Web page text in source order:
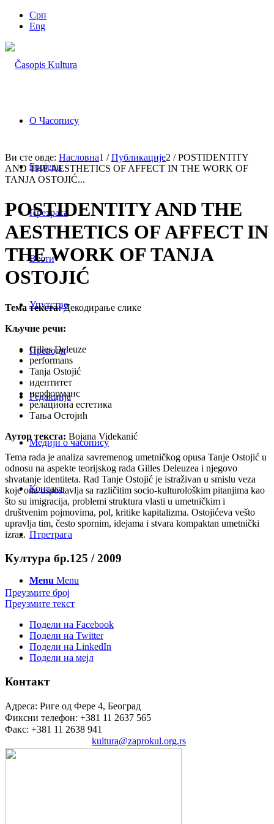
Срп
Eng
О Часопису
Бројеви
Претрага
Вести
Упутство
Преводи
Редакција
Медији о часопису
Контакт
Птретрага
Menu Menu
Ви сте овде: Насловна1 / Публикације2 / POSTIDENTITY
AND THE AESTHETICS OF AFFECT IN THE WORK OF
TANJA OSTOJIĆ...
POSTIDENTITY AND THE
AESTHETICS OF AFFECT IN
THE WORK OF TANJA
OSTOJIĆ
Тема текста:Декодирање слике
Кључне речи:
Gilles Deleuze
performans
Tanja Ostojić
идентитет
перформанс
релациона естетика
Тања Остојић
Аутор текста: Bojana Videkanić
Tema rada je analiza savremenog umetničkog opusa Tanje Ostojić u
odnosu na aspekte teorijskog rada Gilles Deleuzea i njegovo
shvatanje identiteta. Rad Tanje Ostojić je istraživan u smislu veza
koje ona uspostavlja sa različitim socio-kulturološkim pitanjima kao
što su imigracija, problemi struktura vlasti u umetničkim i
društvenim pojmovima, pol, kritike kapitalizma. Ostojićeva vešto
upravlja tim, često spornim, idejama i stvara kompaktan umetnički
izraz.
Култура бр.125 / 2009
Преузмите број
Преузмите текст
Подели на Facebook
Подели на Twitter
Подели на LinkedIn
Подели на мејл
Контакт
Адреса: Риге од Фере 4, Београд
Фиксни телефон: +381 11 2637 565
Факс: +381 11 2638 941
kultura@zaprokul.org.rs